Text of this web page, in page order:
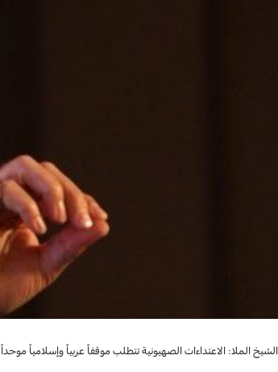
الشيخ الملا: الاعتداءات الصهيونية تتطلب موقفاً عربياً وإسلامياً موحداً